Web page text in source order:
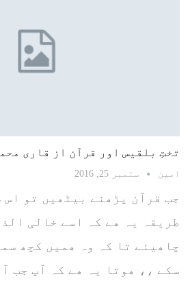
تختِ بلقیس اور قرآن از قاری
امین ستمبر 25, 2016
جب قرآن پڑھنے بیٹھیں تو اس
طریقہ یہ ھے کہ اسے خالی
چاھیئے تا کہ وہ ھمیں کچھ
سکے ،، ھوتا یہ ھے کہ آپ جب